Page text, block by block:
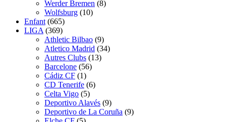
Werder Bremen (8)
Wolfsburg (10)
Enfant (665)
LIGA (369)
Athletic Bilbao (9)
Atletico Madrid (34)
Autres Clubs (13)
Barcelone (56)
Cádiz CF (1)
CD Tenerife (6)
Celta Vigo (5)
Deportivo Alavés (9)
Deportivo de La Coruña (9)